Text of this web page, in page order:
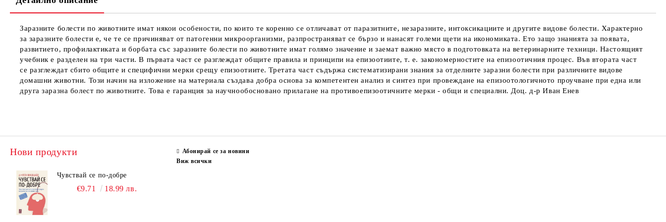
Заразните болести по животните имат някои особености, по които те коренно се отличават от паразитните, незаразните, интоксикациите и другите видове болести. Характерно
за заразните болести е, че те се причиняват от патогенни микроорганизми, разпространяват се бързо и нанасят големи щети на икономиката. Ето защо знанията за появата,
развитието, профилактиката и борбата със заразните болести по животните имат голямо значение и заемат важно място в подготовката на ветеринарните техници. Настоящият
учебник е разделен на три части. В първата част се разглеждат общите правила и принципи на епизоотиите, т. е. закономерностите на епизоотичния процес. Във втората част
се разглеждат сбито общите и специфични мерки срещу епизоотиите. Третата част съдържа систематизирани знания за отделните заразни болести при различните видове
домашни животни. Този начин на изложение на материала създава добра основа за компетентен анализ и синтез при провеждане на епизоотологичното проучване при една или
друга заразна болест по животните. Това е гаранция за научнообосновано прилагане на противоепизоотичните мерки - общи и специални. Доц. д-р Иван Енев
Нови продукти
Чувствай се по-добре
€9.71 18.99 лв.
Абонирай се за новини
Виж всички